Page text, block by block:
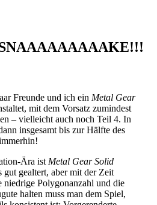
SNAAAAAAAAAKE!!!
Freunde und ich ein Metal Gear
mit dem Vorsatz zumindest
– vielleicht auch noch Teil 4. In
insgesamt bis zur Hälfte des
Ära ist Metal Gear Solid
gut gealtert, aber mit der Zeit
niedrige Polygonanzahl und die
halten muss man dem Spiel,